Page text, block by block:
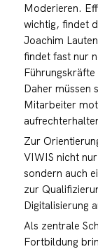
Moderieren.
wichtig, findet
Joachim
findet fast nur
Daher müssen
Mitarbeiter
Zur
VIWIS nicht
sondern auch
zur
Digitalisierung
Als zentrale
Fortbildung